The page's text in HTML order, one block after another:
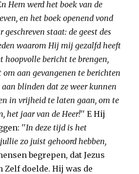
Hem werd het boek van de
en het boek openend vond
geschreven staat: de geest des
waarom Hij mij gezalfd heeft
hoopvolle bericht te brengen,
aan gevangenen te berichten
blinden dat ze weer kunnen
in vrijheid te laten gaan, om te
het jaar van de Heer!'' E Hij
''In deze tijd is het
zo juist gehoord hebben,
begrepen, dat Jezus
Zelf doelde. Hij was de